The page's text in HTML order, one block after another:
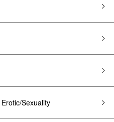
Sexuality